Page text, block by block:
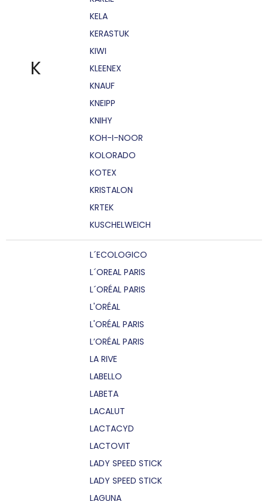
K
KELA
KERASTUK
KIWI
KLEENEX
KNAUF
KNEIPP
KNIHY
KOH-I-NOOR
KOLORADO
KOTEX
KRISTALON
KRTEK
KUSCHELWEICH
L´ECOLOGICO
L´OREAL PARIS
L´ORÉAL PARIS
L'ORÉAL
L'ORÉAL PARIS
L’ORÉAL PARIS
LA RIVE
LABELLO
LABETA
LACALUT
LACTACYD
LACTOVIT
LADY SPEED STICK
LADY SPEED STICK
LAGUNA